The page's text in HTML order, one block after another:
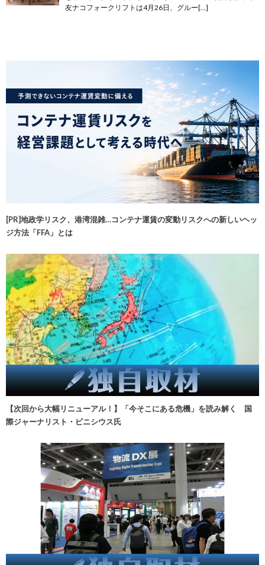
友ナコフォークリフトは4月26日、グルー[…]
[PR]地政学リスク、港湾混雑…コンテナ運賃の変動リスクへの新しいヘッ
ジ方法「FFA」とは
【次回から大幅リニューアル！】「今そこにある危機」を読み解く 国
際ジャーナリスト・ビニシウス氏